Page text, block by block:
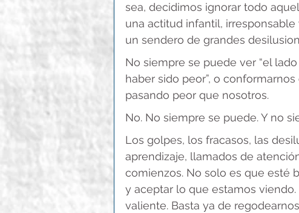
sea, decidimos ignorar todo
una actitud infantil,
un sendero de grandes
No siempre se puede ver “el
haber sido peor”, o
pasando peor que nosotros.
No. No siempre se puede. Y no
Los golpes, los fracasos, las
aprendizaje, llamados de
comienzos. No solo es que esté
y aceptar lo que estamos
valiente. Basta ya de